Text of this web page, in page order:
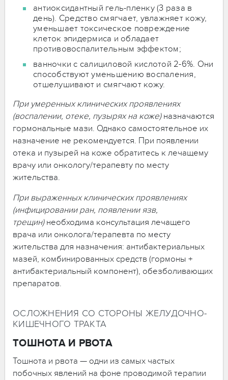
антиоксидантный гель-пленку (3 раза в
день). Средство смягчает, увлажняет кожу,
уменьшает токсическое повреждение
клеток эпидермиса и обладает
противовоспалительным эффектом;
ванночки с салициловой кислотой 2-6%. Они
способствуют уменьшению воспаления,
отшелушивают и смягчают кожу.
При умеренных клинических проявлениях
(воспалении, отеке, пузырях на коже)назначаются
гормональные мази. Однако самостоятельное их
назначение не рекомендуется. При появлении
отека и пузырей на коже обратитесь к лечащему
врачу или онкологу/терапевту по месту
жительства.
При выраженных клинических проявлениях
(инфицировании ран, появлении язв,
трещин)необходима консультация лечащего
врача или онколога/терапевта по месту
жительства для назначения: антибактериальных
мазей, комбинированных средств (гормоны +
антибактериальный компонент), обезболивающих
препаратов.
ОСЛОЖНЕНИЯ СО СТОРОНЫ ЖЕЛУДОЧНО-
КИШЕЧНОГО ТРАКТА
ТОШНОТА И РВОТА
Тошнота и рвота — одни из самых частых
побочных явлений на фоне проводимой терапии